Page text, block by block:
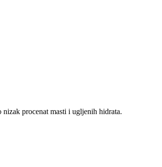
procenat masti i ugljenih hidrata.